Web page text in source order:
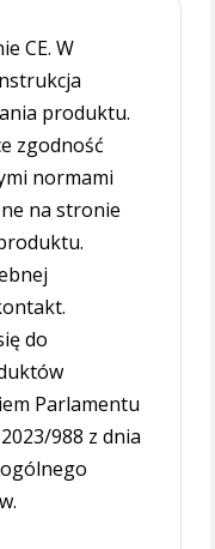
CE. W
produktu.
zgodność
normami
na stronie
do
Parlamentu
988 z dnia